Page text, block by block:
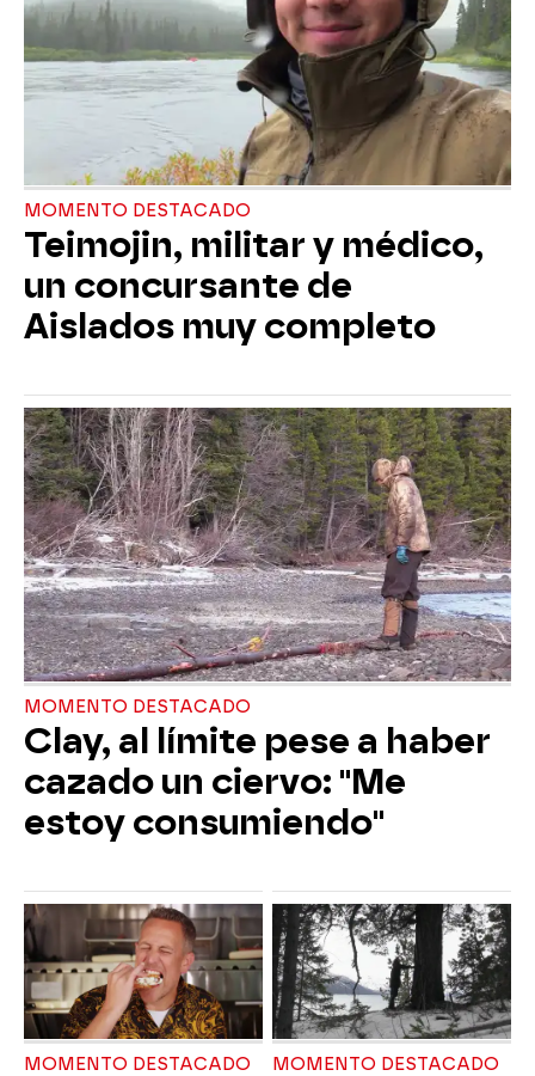
MOMENTO DESTACADO
Teimojin, militar y médico,
un concursante de
Aislados muy completo
MOMENTO DESTACADO
Clay, al límite pese a haber
cazado un ciervo: "Me
estoy consumiendo"
MOMENTO DESTACADO MOMENTO DESTACADO